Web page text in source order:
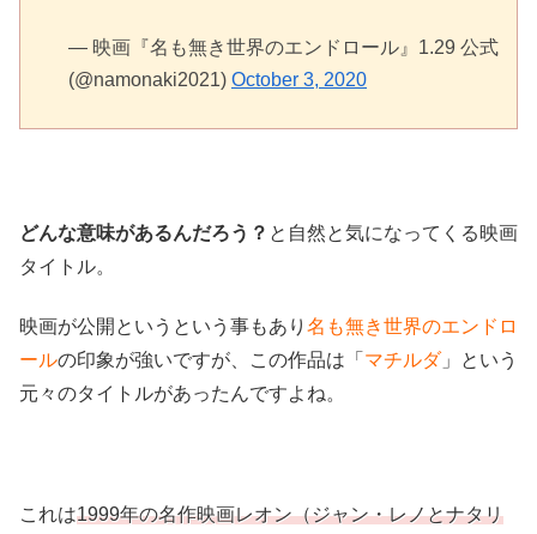
— 映画『名も無き世界のエンドロール』1.29 公式
(@namonaki2021) October 3, 2020
どんな意味があるんだろう？ と自然と気になってくる映画
タイトル。
映画が公開というという事もあり 名も無き世界のエンドロ
ールの印象が強いですが、この作品は「 マチルダ」という
元々のタイトルがあったんですよね。
これは1999年の名作映画レオン（ジャン・レノとナタリ